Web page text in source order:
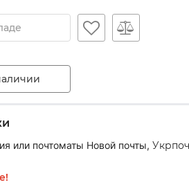
или почтоматы Новой почты,